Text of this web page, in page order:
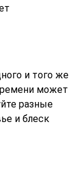
и того же
может
разные
и блеск